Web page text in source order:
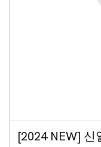
[2024 NEW] 신